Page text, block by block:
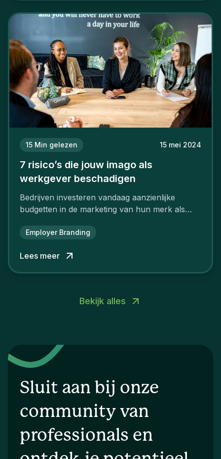
15 Min gelezen 15 mei 2024
7 risico’s die jouw imago als
werkgever beschadigen
Bedrijven investeren vandaag aanzienlijke
budgetten in de marketing van hun merk als
Employer Branding
Lees meer
Bekijk alles
Sluit aan bij onze
community van
professionals en